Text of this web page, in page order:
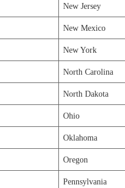
New Jersey
New Mexico
New York
North Carolina
North Dakota
Ohio
Oklahoma
Oregon
Pennsylvania